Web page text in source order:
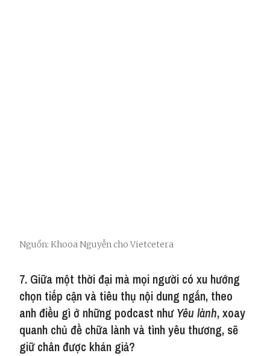
Nguồn: Khooa Nguyễn cho Vietcetera
7. Giữa một thời đại mà mọi người có xu hướng
chọn tiếp cận và tiêu thụ nội dung ngắn, theo
anh điều gì ở những podcast nhưYêu lành, xoay
quanh chủ đề chữa lành và tình yêu thương, sẽ
giữ chân được khán giả?